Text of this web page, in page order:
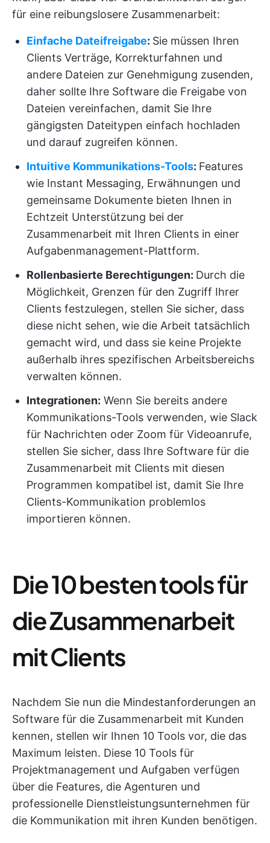
für eine reibungslosere Zusammenarbeit:
Einfache Dateifreigabe: Sie müssen Ihren
Clients Verträge, Korrekturfahnen und
andere Dateien zur Genehmigung zusenden,
daher sollte Ihre Software die Freigabe von
Dateien vereinfachen, damit Sie Ihre
gängigsten Dateitypen einfach hochladen
und darauf zugreifen können.
Intuitive Kommunikations-Tools: Features
wie Instant Messaging, Erwähnungen und
gemeinsame Dokumente bieten Ihnen in
Echtzeit Unterstützung bei der
Zusammenarbeit mit Ihren Clients in einer
Aufgabenmanagement-Plattform.
Rollenbasierte Berechtigungen: Durch die
Möglichkeit, Grenzen für den Zugriff Ihrer
Clients festzulegen, stellen Sie sicher, dass
diese nicht sehen, wie die Arbeit tatsächlich
gemacht wird, und dass sie keine Projekte
außerhalb ihres spezifischen Arbeitsbereichs
verwalten können.
Integrationen: Wenn Sie bereits andere
Kommunikations-Tools verwenden, wie Slack
für Nachrichten oder Zoom für Videoanrufe,
stellen Sie sicher, dass Ihre Software für die
Zusammenarbeit mit Clients mit diesen
Programmen kompatibel ist, damit Sie Ihre
Clients-Kommunikation problemlos
importieren können.
Die 10 besten tools für
die Zusammenarbeit
mit Clients
Nachdem Sie nun die Mindestanforderungen an
Software für die Zusammenarbeit mit Kunden
kennen, stellen wir Ihnen 10 Tools vor, die das
Maximum leisten. Diese 10 Tools für
Projektmanagement und Aufgaben verfügen
über die Features, die Agenturen und
professionelle Dienstleistungsunternehmen für
die Kommunikation mit ihren Kunden benötigen.